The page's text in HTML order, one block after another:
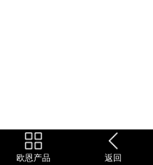
欧恩产品 返回